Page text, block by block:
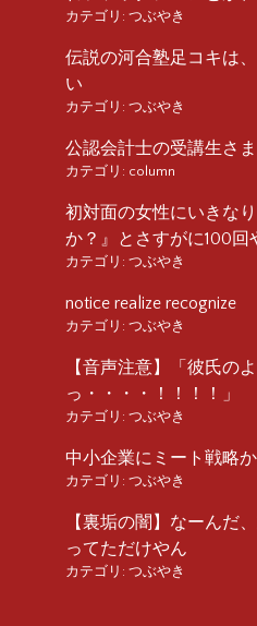
カテゴリ: つぶやき
伝説の河合塾足コキは
い
カテゴリ: つぶやき
公認会計士の受講生さ
カテゴリ: column
初対面の女性にいきな
か？』とさすがに100回
カテゴリ: つぶやき
notice realize recognize
カテゴリ: つぶやき
【音声注意】「彼氏の
っ・・・・！！！！」
カテゴリ: つぶやき
中小企業にミート戦略
カテゴリ: つぶやき
【裏垢の闇】なーんだ
ってただけやん
カテゴリ: つぶやき